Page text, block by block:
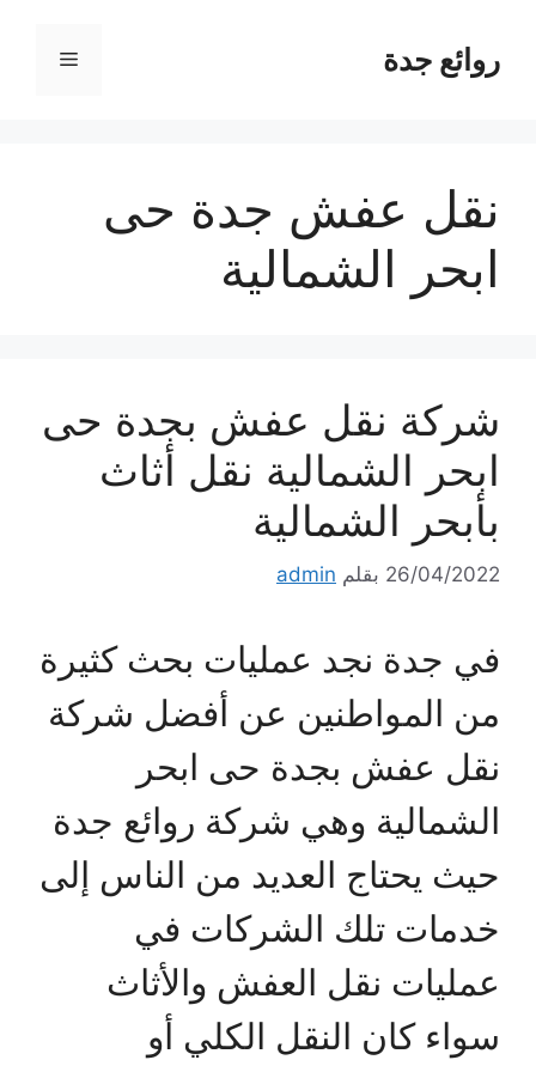
المحتوىروائع جدة القائمة
نقل عفش جدة حى
ابحر الشمالية
شركة نقل عفش بجدة حى
ابحر الشمالية نقل أثاث
بأبحر الشمالية
26/04/2022 بقلم admin
في جدة نجد عمليات بحث كثيرة
من المواطنين عن أفضل شركة
نقل عفش بجدة حى ابحر
الشمالية وهي شركة روائع جدة
حيث يحتاج العديد من الناس إلى
خدمات تلك الشركات في
عمليات نقل العفش والأثاث
سواء كان النقل الكلي أو